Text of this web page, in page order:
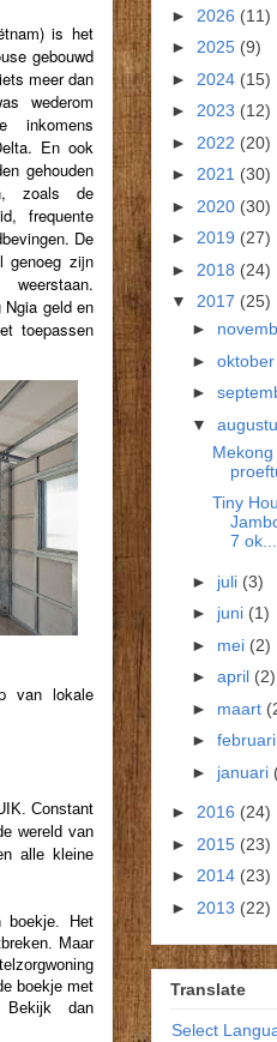
is het
gebouwd
meer dan
wederom
inkomens
En ook
gehouden
zoals de
frequente
De
genoeg zijn
Ngia geld en
toepassen
van lokale
Constant
wereld van
alle kleine
boekje. Het
Maar
boekje met
Bekijk dan
► 2026 (11)
► 2025 (9)
► 2024 (15)
► 2023 (12)
► 2022 (20)
► 2021 (30)
► 2020 (30)
► 2019 (27)
► 2018 (24)
▼ 2017 (25)
►
► oktober
►
▼
Tiny
7 ok...
► juli (3)
► juni (1)
► mei (2)
► april (2)
► maart
► februari
► januari
► 2016 (24)
► 2015 (23)
► 2014 (23)
► 2013 (22)
Translate
Select